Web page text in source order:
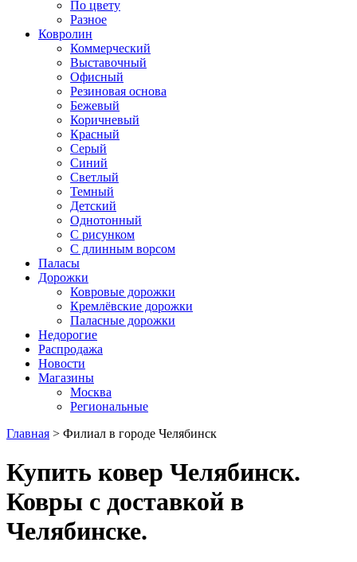
По цвету
Разное
Ковролин
Коммерческий
Выставочный
Офисный
Резиновая основа
Бежевый
Коричневый
Красный
Серый
Синий
Светлый
Темный
Детский
Однотонный
С рисунком
С длинным ворсом
Паласы
Дорожки
Ковровые дорожки
Кремлёвские дорожки
Паласные дорожки
Недорогие
Распродажа
Новости
Магазины
Москва
Региональные
Главная > Филиал в городе Челябинск
Купить ковер Челябинск.
Ковры с доставкой в
Челябинске.